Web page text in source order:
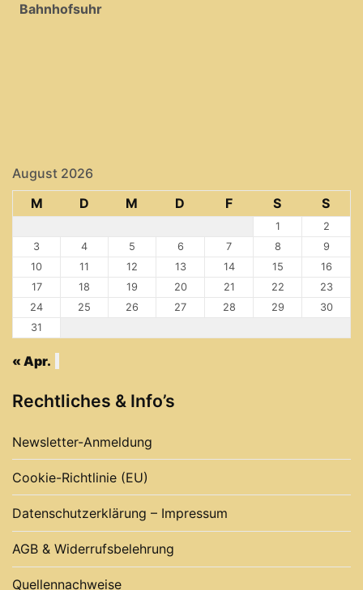
Bahnhofsuhr
August 2026
M
D M D F S S
1
2
3
4 5 6 7 8
9
10
11 12 13 14 15
16
17
18 19 20 21 22
23
24
25 26 27 28 29
30
31
« Apr.
Rechtliches & Info’s
Newsletter-Anmeldung
Cookie-Richtlinie (EU)
Datenschutzerklärung – Impressum
AGB & Widerrufsbelehrung
Quellennachweise